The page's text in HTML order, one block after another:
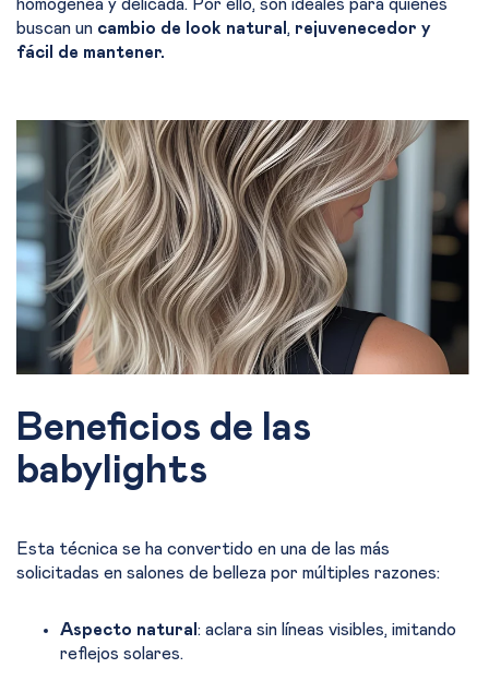
homogénea y delicada. Por ello, son ideales para quienes
buscan un cambio de look natural , rejuvenecedor y
fácil de mantener.
Beneficios de las
babylights
Esta técnica se ha convertido en una de las más
solicitadas en salones de belleza por múltiples razones:
Aspecto natural : aclara sin líneas visibles, imitando
reflejos solares.